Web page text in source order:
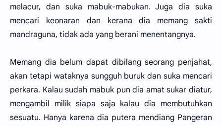
melacur, dan suka mabuk-mabukan. Juga dia suka
mencari keonaran dan kerana dia memang sakti
mandraguna, tidak ada yang berani menentangnya.
Memang dia belum dapat dibilang seorang penjahat,
akan tetapi wataknya sungguh buruk dan suka mencari
perkara. Kalau sudah mabuk pun dia amat sukar diatur,
mengambil milik siapa saja kalau dia membutuhkan
sesuatu. Hanya karena dia putera mendiang Pangeran